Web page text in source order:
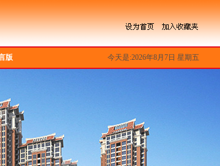
版 今天是:2026年8月7日 星期五